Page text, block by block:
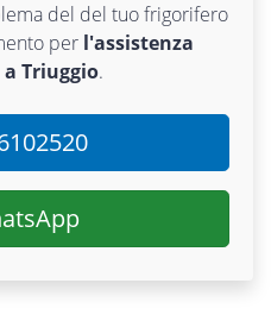
del del tuo frigorifero
per l'assistenza
Triuggio.